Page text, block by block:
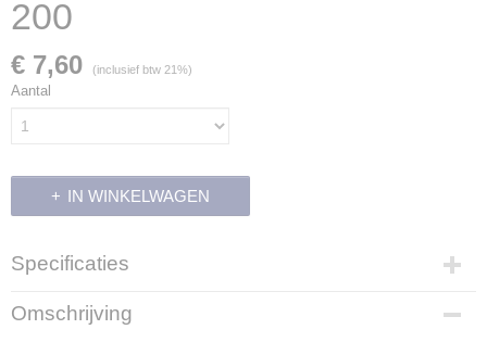
200
€ 7,60 (inclusief btw 21%)
Aantal
IN WINKELWAGEN
Specificaties
Productcode
8875
Omschrijving